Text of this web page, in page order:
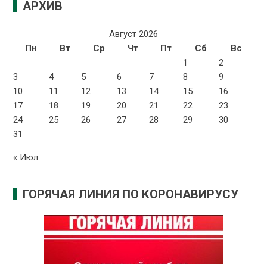
АРХИВ
Август 2026
Пн
Вт Ср Чт Пт Сб
Вс
1
2
3
4 5 6 7 8
9
10
11 12 13 14 15
16
17
18 19 20 21 22
23
24
25 26 27 28 29
30
31
« Июл
ГОРЯЧАЯ ЛИНИЯ ПО КОРОНАВИРУСУ